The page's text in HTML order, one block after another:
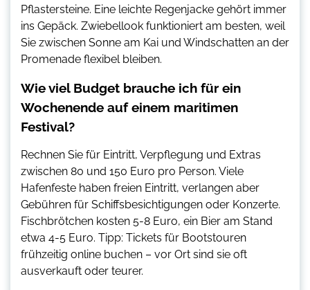
Pflastersteine. Eine leichte Regenjacke gehört immer
ins Gepäck. Zwiebellook funktioniert am besten, weil
Sie zwischen Sonne am Kai und Windschatten an der
Promenade flexibel bleiben.
Wie viel Budget brauche ich für ein
Wochenende auf einem maritimen
Festival?
Rechnen Sie für Eintritt, Verpflegung und Extras
zwischen 80 und 150 Euro pro Person. Viele
Hafenfeste haben freien Eintritt, verlangen aber
Gebühren für Schiffsbesichtigungen oder Konzerte.
Fischbrötchen kosten 5-8 Euro, ein Bier am Stand
etwa 4-5 Euro. Tipp: Tickets für Bootstouren
frühzeitig online buchen – vor Ort sind sie oft
ausverkauft oder teurer.